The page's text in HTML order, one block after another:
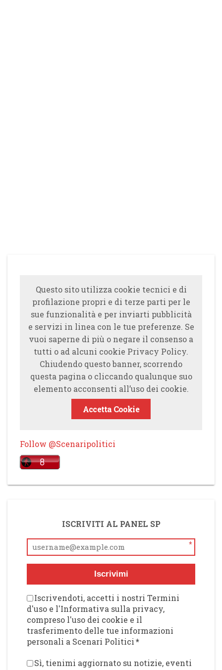
Questo sito utilizza cookie tecnici e di
profilazione propri e di terze parti per le
sue funzionalità e per inviarti pubblicità
e servizi in linea con le tue preferenze. Se
vuoi saperne di più o negare il consenso a
tutti o ad alcuni cookie Privacy Policy.
Chiudendo questo banner, scorrendo
questa pagina o cliccando qualunque suo
elemento acconsenti all’uso dei cookie.
Accetta Cookie
Follow @Scenaripolitici
ISCRIVITI AL PANEL SP
*
Iscrivimi
Iscrivendoti, accetti i nostri Termini
d'uso e l'Informativa sulla privacy,
compreso l'uso dei cookie e il
trasferimento delle tue informazioni
personali a Scenari Politici*
Sì, tienimi aggiornato su notizie, eventi